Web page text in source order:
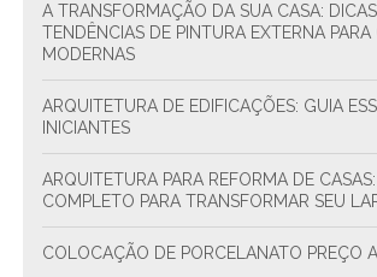
A TRANSFORMAÇÃO DA SUA CASA: DICAS E
TENDÊNCIAS DE PINTURA EXTERNA PARA
MODERNAS
ARQUITETURA DE EDIFICAÇÕES: GUIA ESSENCIAL PARA
INICIANTES
ARQUITETURA PARA REFORMA DE CASAS: GUIA
COMPLETO PARA TRANSFORMAR SEU
COLOCAÇÃO DE PORCELANATO PREÇO